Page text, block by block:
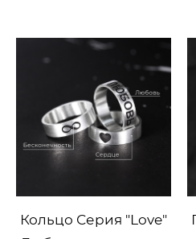
Кольцо Серия "Love"